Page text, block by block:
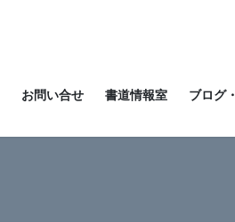
お問い合せ 書道情報室 ブログ